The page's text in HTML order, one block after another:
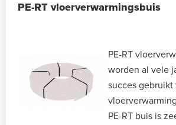
PE-RT vloerverwarmingsbuis
PE-RT
worden al vele
succes gebruikt
PE-RT buis is